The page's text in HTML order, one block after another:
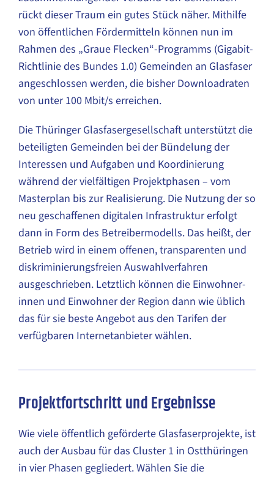
rückt dieser Traum ein gutes Stück näher. Mithilfe
von öffentlichen Fördermitteln können nun im
Rahmen des „Graue Flecken“-Programms (Gigabit-
Richtlinie des Bundes 1.0) Gemeinden an Glasfaser
angeschlossen werden, die bisher Downloadraten
von unter 100 Mbit/s erreichen.
Die Thüringer Glasfasergesellschaft unterstützt die
beteiligten Gemeinden bei der Bündelung der
Interessen und Aufgaben und Koordinierung
während der vielfältigen Projektphasen – vom
Masterplan bis zur Realisierung. Die Nutzung der so
neu geschaffenen digitalen Infrastruktur erfolgt
dann in Form des Betreibermodells. Das heißt, der
Betrieb wird in einem offenen, transparenten und
diskriminierungsfreien Auswahlverfahren
ausgeschrieben. Letztlich können die Einwohner­
innen und Einwohner der Region dann wie üblich
das für sie beste Angebot aus den Tarifen der
verfügbaren Internetanbieter wählen.
Projektfortschritt und Ergebnisse
Wie viele öffentlich geförderte Glasfaserprojekte, ist
auch der Ausbau für das Cluster 1 in Ostthüringen
in vier Phasen gegliedert. Wählen Sie die